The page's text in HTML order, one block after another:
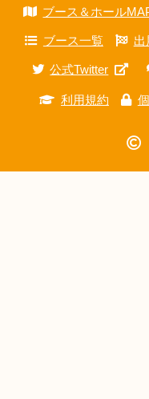
ブース＆ホール
ブース一覧 出
公式Twitter
利用規約